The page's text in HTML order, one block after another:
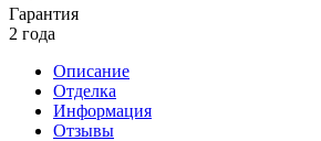
Гарантия
2 года
Описание
Отделка
Информация
Отзывы